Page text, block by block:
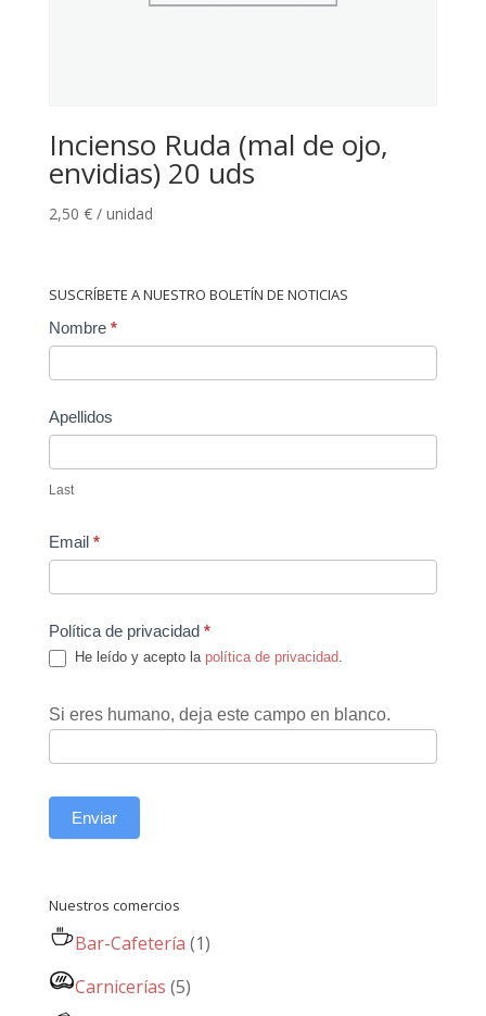
Incienso Ruda (mal de ojo,
envidias) 20 uds
2,50 € / unidad
SUSCRÍBETE A NUESTRO BOLETÍN DE NOTICIAS
Contact
Nombre *
Apellidos
Last
Email *
Política de privacidad *
He leído y acepto la política de privacidad
Si eres humano, deja este campo en blanco.
Enviar
Nuestros comercios
Bar-Cafetería (1)
Carnicerías (5)